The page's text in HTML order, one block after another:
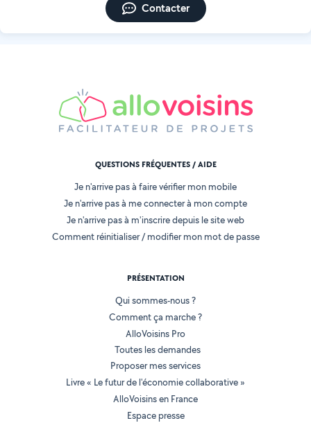
Contacter
QUESTIONS FRÉQUENTES / AIDE
Je n'arrive pas à faire vérifier mon mobile
Je n'arrive pas à me connecter à mon compte
Je n'arrive pas à m'inscrire depuis le site web
Comment réinitialiser / modifier mon mot de passe
PRÉSENTATION
Qui sommes-nous ?
Comment ça marche ?
AlloVoisins Pro
Toutes les demandes
Proposer mes services
Livre « Le futur de l'économie collaborative »
AlloVoisins en France
Espace presse